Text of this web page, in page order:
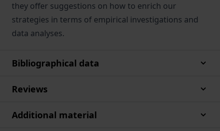
they offer suggestions on how to enrich our
strategies in terms of empirical investigations and
data analyses.
Bibliographical data
Reviews
Additional material